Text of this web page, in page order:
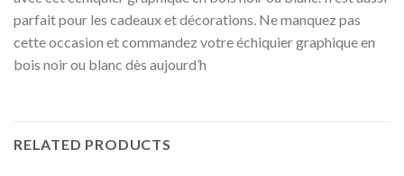
parfait pour les cadeaux et décorations. Ne manquez pas
cette occasion et commandez votre échiquier graphique en
bois noir ou blanc dès aujourd’h
RELATED PRODUCTS